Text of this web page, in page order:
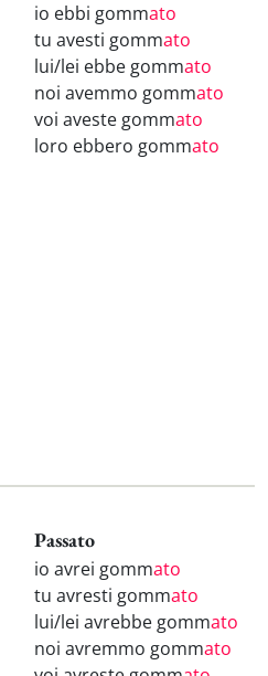
io ebbi gommato
tu avesti gommato
lui/lei ebbe gommato
noi avemmo gommato
voi aveste gommato
loro ebbero gommato
Passato
io avrei gommato
tu avresti gommato
lui/lei avrebbe gommato
noi avremmo gommato